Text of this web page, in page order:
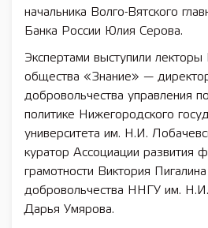
начальника Волго-Вятского
Банка России Юлия Серова.
Экспертами выступили лекторы
общества «Знание» —
добровольчества управления
политике Нижегородского
университета им. Н.И.
куратор Ассоциации развития
грамотности Виктория
добровольчества ННГУ им.
Дарья Умярова.